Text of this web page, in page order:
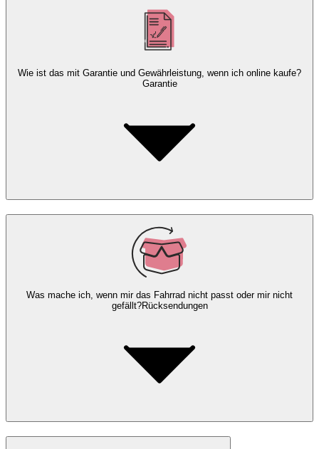
Wie ist das mit Garantie und Gewährleistung, wenn ich online kaufe?
Garantie
Was mache ich, wenn mir das Fahrrad nicht passt oder mir nicht
gefällt?Rücksendungen